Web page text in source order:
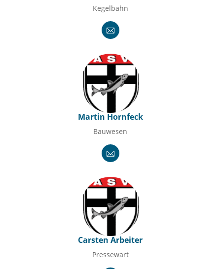
Kegelbahn
Martin Hornfeck
Bauwesen
Carsten Arbeiter
Pressewart